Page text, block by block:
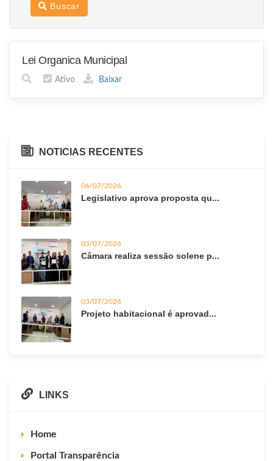
Buscar
Lei Organica Municipal
Ativo Baixar
NOTICIAS RECENTES
06/07/2026
Legislativo aprova proposta qu...
03/07/2026
Câmara realiza sessão solene p...
03/07/2026
Projeto habitacional é aprovad...
LINKS
Home
Portal Transparência